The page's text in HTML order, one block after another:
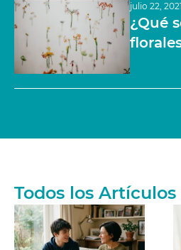
julio 22, 2021
¿Qué
Todos los Artículos